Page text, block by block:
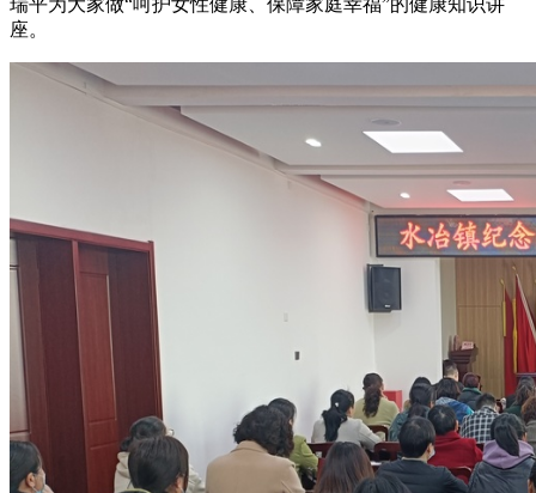
瑞平为大家做“呵护女性健康、保障家庭幸福”的健康知识讲
座。